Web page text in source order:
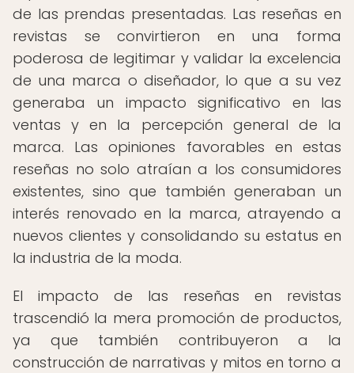
de las prendas presentadas. Las reseñas en
revistas se convirtieron en una forma
poderosa de legitimar y validar la excelencia
de una marca o diseñador, lo que a su vez
generaba un impacto significativo en las
ventas y en la percepción general de la
marca. Las opiniones favorables en estas
reseñas no solo atraían a los consumidores
existentes, sino que también generaban un
interés renovado en la marca, atrayendo a
nuevos clientes y consolidando su estatus en
la industria de la moda.
El impacto de las reseñas en revistas
trascendió la mera promoción de productos,
ya que también contribuyeron a la
construcción de narrativas y mitos en torno a